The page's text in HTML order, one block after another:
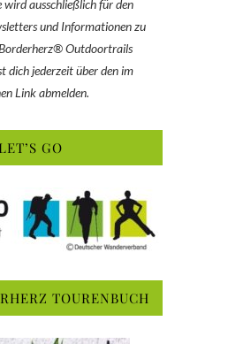
wird ausschließlich für den
und Informationen zu
Outdoortrails
dich jederzeit über den im
Link abmelden.
GO
TOURENBUCH